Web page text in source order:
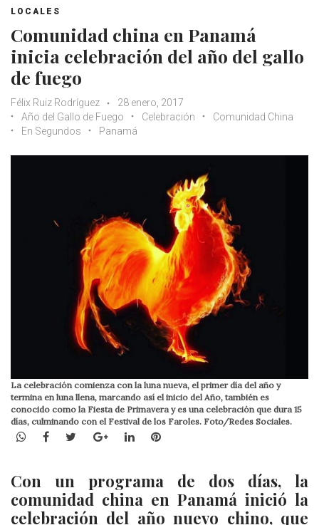
LOCALES
Comunidad china en Panamá
inicia celebración del año del gallo
de fuego
Félix Ruiz Rodríguez
28 enero, 2017
Año del Gallo de Fuego
Celebración
Comunidad China
En Segundos
Panamá
La celebración comienza con la luna nueva, el primer día del año y
termina en luna llena, marcando así el inicio del Año, también es
conocido como la Fiesta de Primavera y es una celebración que dura 15
días, culminando con el Festival de los Faroles. Foto/Redes Sociales.
WhatsApp
Facebook
TwitterGoogle+LinkedInPinterest
Con un programa de dos días, la
comunidad china en Panamá inició la
celebración del año nuevo chino, que